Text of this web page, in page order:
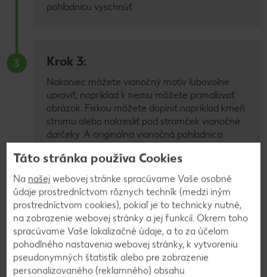
pohľadnicu vyschnúť.
3 Krok 3:
Nakoniec môžete vianočný motív ľubovoľne
upraviť, napríklad k nemu môžete primaľovať
obrázok. Fixkou môžete doplniť napríklad kmeň
stromu alebo nakresliť pod stromček vianočné
darčeky. A originálna vianočná pohľadnica
2. Vianočná pohľadnica
s hviezdou zo servítky
Táto stránka používa Cookies
Na našej webovej stránke spracúvame Vaše osobné
údaje prostredníctvom rôznych techník (medzi iným
prostredníctvom cookies), pokiaľ je to technicky nutné,
na zobrazenie webovej stránky a jej funkcií. Okrem toho
spracúvame Vaše lokalizačné údaje, a to za účelom
pohodlného nastavenia webovej stránky, k vytvoreniu
pseudonymných štatistík alebo pre zobrazenie
personalizovaného (reklamného) obsahu